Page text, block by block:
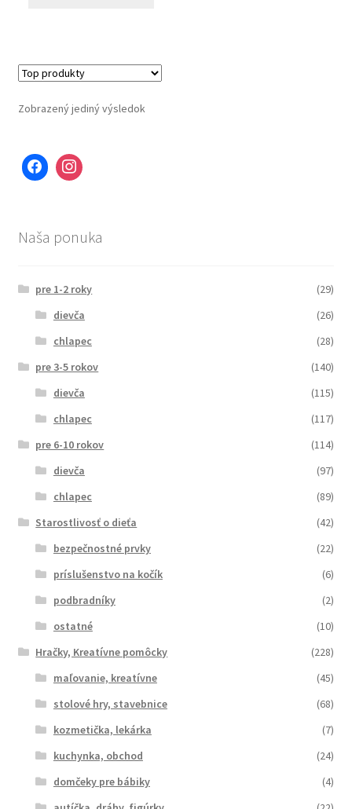
Zobrazený jediný výsledok
Naša ponuka
pre 1-2 roky
(29)
dievča
(26)
chlapec
(28)
pre 3-5 rokov
(140)
dievča
(115)
chlapec
(117)
pre 6-10 rokov
(114)
dievča
(97)
chlapec
(89)
Starostlivosť o dieťa
(42)
bezpečnostné prvky
(22)
príslušenstvo na kočík
(6)
podbradníky
(2)
ostatné
(10)
Hračky, Kreatívne pomôcky
(228)
maľovanie, kreatívne
(45)
stolové hry, stavebnice
(68)
kozmetička, lekárka
(7)
kuchynka, obchod
(24)
domčeky pre bábiky
(4)